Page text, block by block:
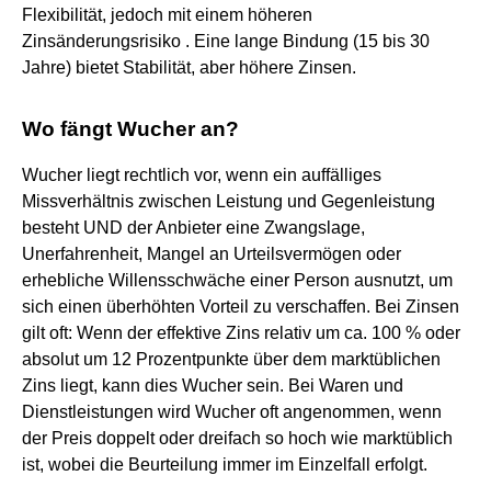
Flexibilität, jedoch mit einem höheren
Zinsänderungsrisiko . Eine lange Bindung (15 bis 30
Jahre) bietet Stabilität, aber höhere Zinsen.
Wo fängt Wucher an?
Wucher liegt rechtlich vor, wenn ein auffälliges
Missverhältnis zwischen Leistung und Gegenleistung
besteht UND der Anbieter eine Zwangslage,
Unerfahrenheit, Mangel an Urteilsvermögen oder
erhebliche Willensschwäche einer Person ausnutzt, um
sich einen überhöhten Vorteil zu verschaffen. Bei Zinsen
gilt oft: Wenn der effektive Zins relativ um ca. 100 % oder
absolut um 12 Prozentpunkte über dem marktüblichen
Zins liegt, kann dies Wucher sein. Bei Waren und
Dienstleistungen wird Wucher oft angenommen, wenn
der Preis doppelt oder dreifach so hoch wie marktüblich
ist, wobei die Beurteilung immer im Einzelfall erfolgt.